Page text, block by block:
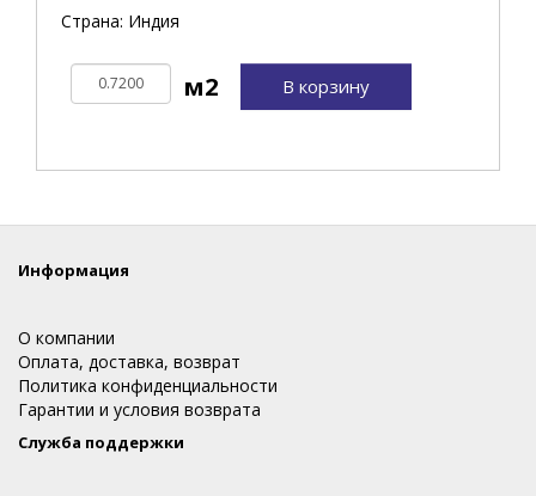
Страна: Индия
В корзину
Информация
О компании
Оплата, доставка, возврат
Политика конфиденциальности
Гарантии и условия возврата
Служба поддержки